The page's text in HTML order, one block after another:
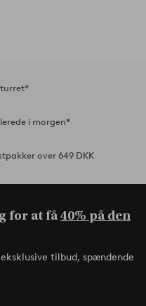
i morgen*
over 649 DKK
for at få40% på den
tilbud, spændende